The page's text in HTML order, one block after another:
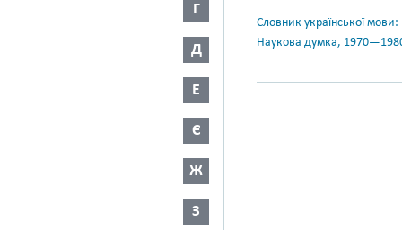
Г
Д
Е
Є
Ж
З
Словник української
Наукова думка,